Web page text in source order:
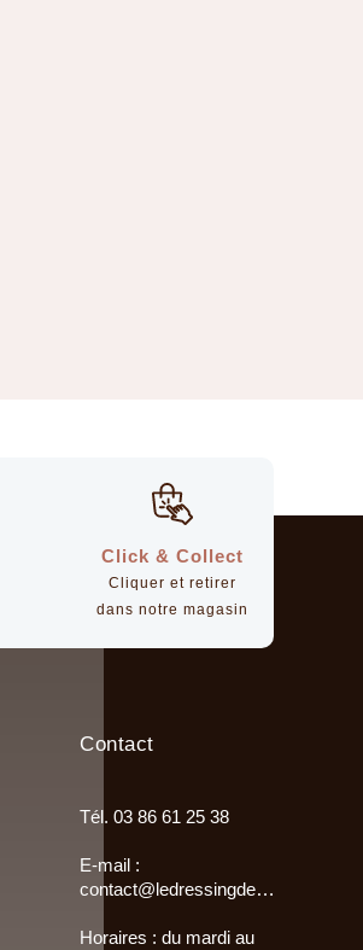
Click & Collect
Cliquer et retirer
dans notre magasin
Contact
Tél. 03 86 61 25 38
E-mail :
contact@ledressingdemultisac.fr
Horaires : du mardi au